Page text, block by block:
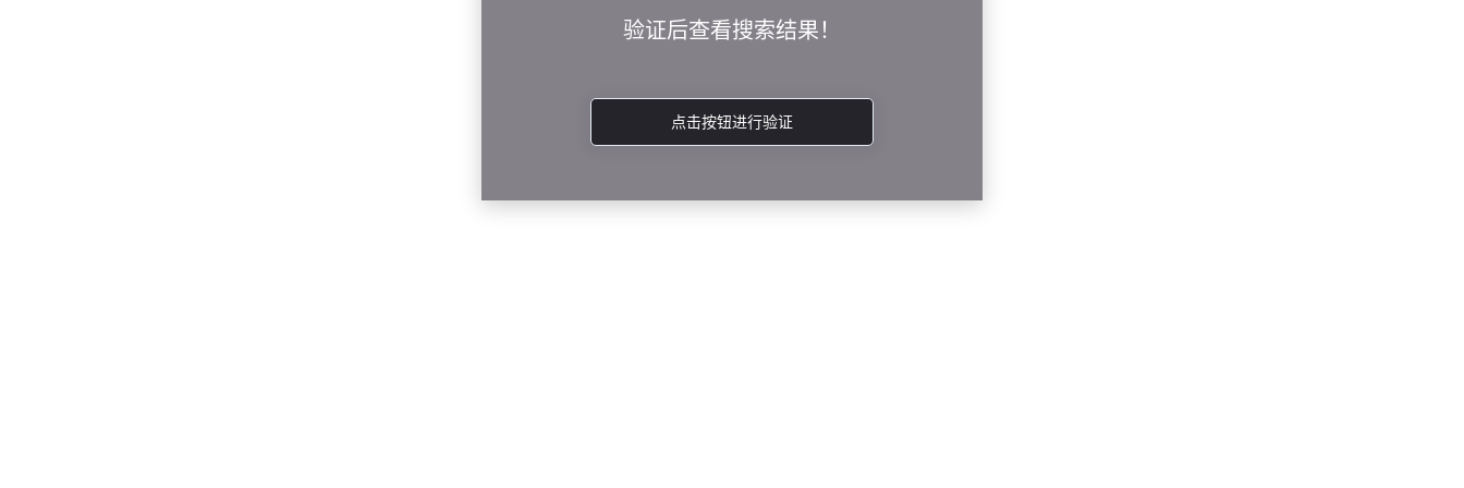
验证后查看搜索结果！
点击按钮进行验证